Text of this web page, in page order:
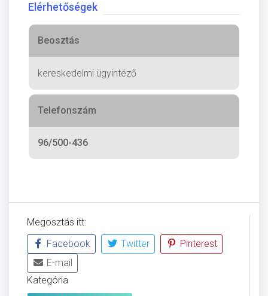
Elérhetőségek
Beosztás
kereskedelmi ügyintéző
Telefonszám
96/500-436
Megosztás itt:
Facebook
Twitter
Pinterest
E-mail
Kategória